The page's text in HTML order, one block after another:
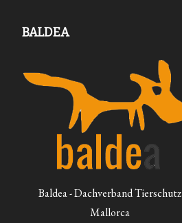
BALDEA
Baldea - Dachverband Tierschutz
Mallorca